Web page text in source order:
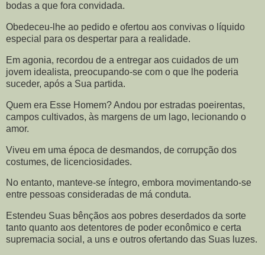
bodas a que fora convidada.
Obedeceu-lhe ao pedido e ofertou aos convivas o líquido
especial para os despertar para a realidade.
Em agonia, recordou de a entregar aos cuidados de um
jovem idealista, preocupando-se com o que lhe poderia
suceder, após a Sua partida.
Quem era Esse Homem? Andou por estradas poeirentas,
campos cultivados, às margens de um lago, lecionando o
amor.
Viveu em uma época de desmandos, de corrupção dos
costumes, de licenciosidades.
No entanto, manteve-se íntegro, embora movimentando-se
entre pessoas consideradas de má conduta.
Estendeu Suas bênçãos aos pobres deserdados da sorte
tanto quanto aos detentores de poder econômico e certa
supremacia social, a uns e outros ofertando das Suas luzes.